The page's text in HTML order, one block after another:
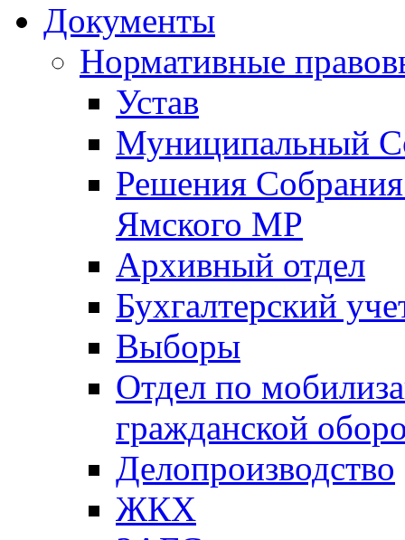
Документы
Нормативные
Устав
Муниципальный
Решения
Ямского МР
Архивный отдел
Бухгалтерский
Выборы
Отдел по
гражданской
Делопроизводство
ЖКХ